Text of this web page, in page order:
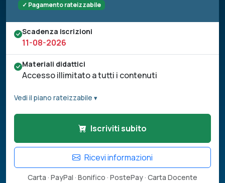
✓ Pagamento rateizzabile
Scadenza iscrizioni
11-08-2026
Materiali didattici
Accesso illimitato a tutti i contenuti
Vedi il piano rateizzabile ▾
Iscriviti subito
Ricevi informazioni
Carta · PayPal · Bonifico · PostePay · Carta Docente